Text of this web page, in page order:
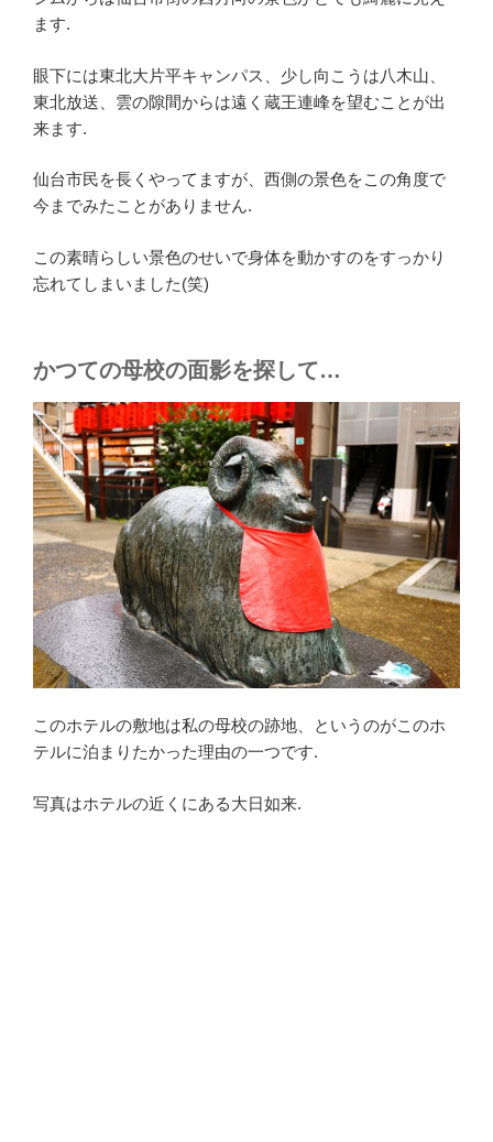
ます.
眼下には東北大片平キャンパス、少し向こうは八木山、
東北放送、雲の隙間からは遠く蔵王連峰を望むことが出
来ます.
仙台市民を長くやってますが、西側の景色をこの角度で
今までみたことがありません.
この素晴らしい景色のせいで身体を動かすのをすっかり
忘れてしまいました(笑)
かつての母校の面影を探して…
このホテルの敷地は私の母校の跡地、というのがこのホ
テルに泊まりたかった理由の一つです.
写真はホテルの近くにある大日如来.